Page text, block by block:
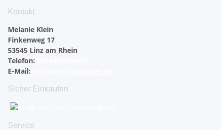
Kontakt
Melanie Klein
Finkenweg 17
53545 Linz am Rhein
Telefon:
E-Mail:
Sicher Einkaufen
Service